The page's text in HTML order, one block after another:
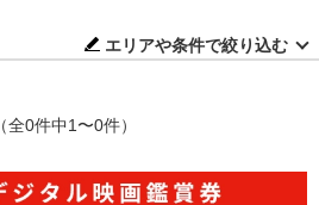
エリアや条件で絞り込む
（全0件中1〜0件）